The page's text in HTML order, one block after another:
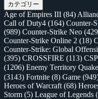
カテゴリー
Age of Empires III (84)
Call of Duty4 (164) Counter-
(989) Counter-Strike Neo
Counter-Strike Online 2 (18)
Counter-Strike: Global
(395) CROSSFIRE (113)
(1206) Enemy Territory
(3143) Fortnite (8) Game
Heroes of Warcraft (68)
Storm (5) League of Legends